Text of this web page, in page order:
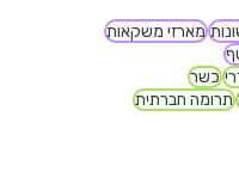
מארזי משקאות
כשר
תרומה חברתית